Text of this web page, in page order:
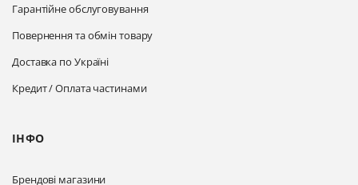
Гарантійне обслуговування
Повернення та обмін товару
Доставка по Україні
Кредит / Оплата частинами
ІНФО
Брендові магазини